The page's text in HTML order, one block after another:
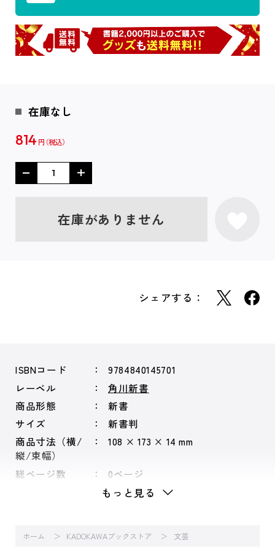
在庫なし
814 円
在庫がありません
シェアする：
ISBNコード
9784840145701
レーベル
角川新書
商品形態
新書
サイズ
新書判
商品寸法（横/
縦/束幅）
108 × 173 × 14 mm
総ページ数 0ページ
もっと見る
ホーム KADOKAWAブックストア 文芸